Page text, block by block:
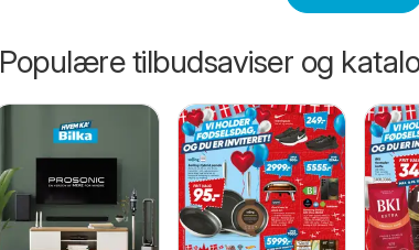
Populære tilbudsaviser og